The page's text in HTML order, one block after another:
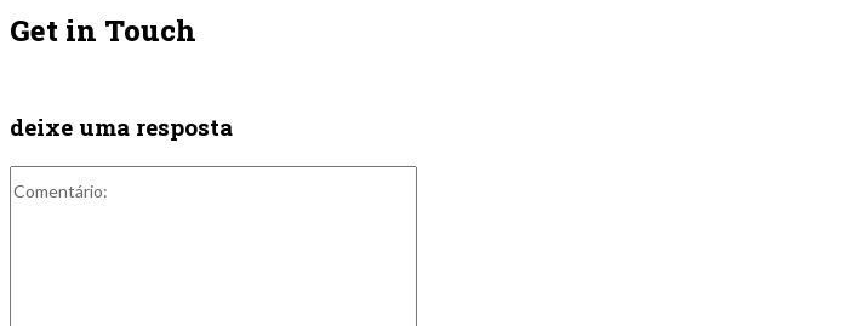
Get in Touch
deixe uma resposta